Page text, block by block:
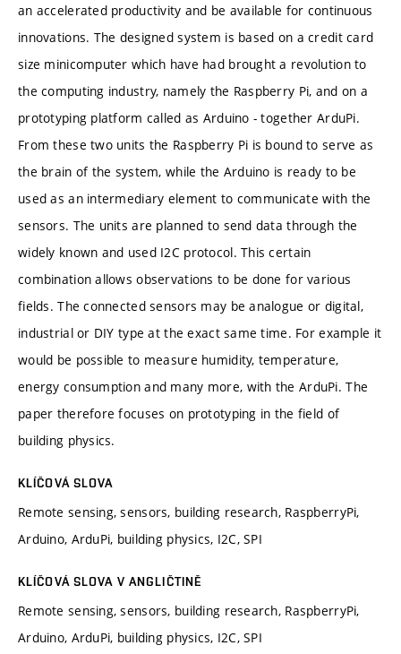
an accelerated productivity and be available for continuous
innovations. The designed system is based on a credit card
size minicomputer which have had brought a revolution to
the computing industry, namely the Raspberry Pi, and on a
prototyping platform called as Arduino - together ArduPi.
From these two units the Raspberry Pi is bound to serve as
the brain of the system, while the Arduino is ready to be
used as an intermediary element to communicate with the
sensors. The units are planned to send data through the
widely known and used I2C protocol. This certain
combination allows observations to be done for various
fields. The connected sensors may be analogue or digital,
industrial or DIY type at the exact same time. For example it
would be possible to measure humidity, temperature,
energy consumption and many more, with the ArduPi. The
paper therefore focuses on prototyping in the field of
building physics.
KLÍČOVÁ SLOVA
Remote sensing, sensors, building research, RaspberryPi,
Arduino, ArduPi, building physics, I2C, SPI
KLÍČOVÁ SLOVA V ANGLIČTINĚ
Remote sensing, sensors, building research, RaspberryPi,
Arduino, ArduPi, building physics, I2C, SPI